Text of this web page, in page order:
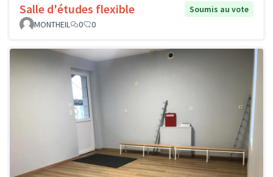
Salle d'études flexible
Soumis au vote
MONTHEIL
0 0